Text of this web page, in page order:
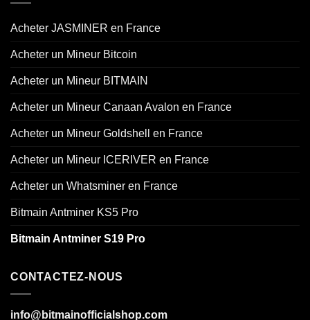
Acheter JASMINER en France
Acheter un Mineur Bitcoin
Acheter un Mineur BITMAIN
Acheter un Mineur Canaan Avalon en France
Acheter un Mineur Goldshell en France
Acheter un Mineur ICERIVER en France
Acheter un Whatsminer en France
Bitmain Antminer KS5 Pro
Bitmain Antminer S19 Pro
CONTACTEZ-NOUS
info@bitmainofficialshop.com